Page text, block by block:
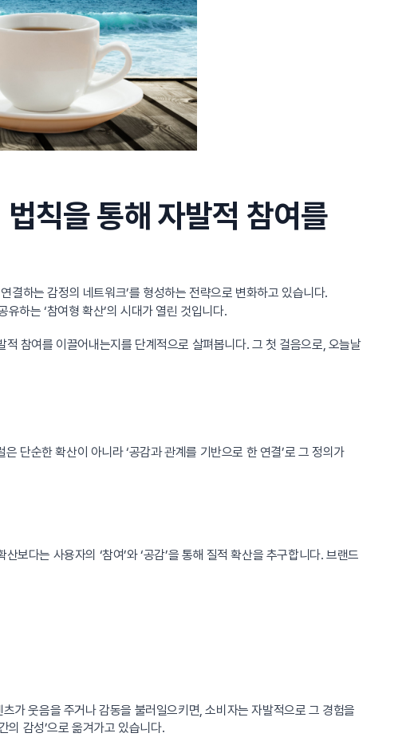
칙을 통해 자발적 참여를
결하는 감정의 네트워크’를 형성하는 전략으로 변화하고 있습니다.
하는 ‘참여형 확산’의 시대가 열린 것입니다.
적 참여를 이끌어내는지를 단계적으로 살펴봅니다. 그 첫 걸음으로, 오늘날
은 단순한 확산이 아니라 ‘공감과 관계를 기반으로 한 연결’로 그 정의가
산보다는 사용자의 ‘참여’와 ‘공감’을 통해 질적 확산을 추구합니다. 브랜드
가 웃음을 주거나 감동을 불러일으키면, 소비자는 자발적으로 그 경험을
의 감성’으로 옮겨가고 있습니다.